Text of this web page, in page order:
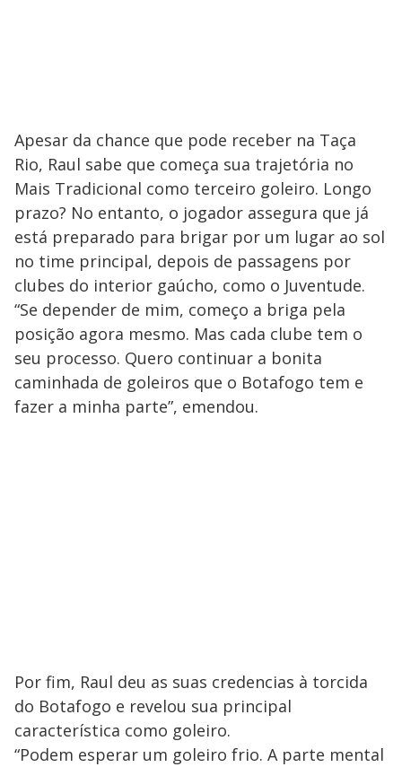
Apesar da chance que pode receber na Taça
Rio, Raul sabe que começa sua trajetória no
Mais Tradicional como terceiro goleiro. Longo
prazo? No entanto, o jogador assegura que já
está preparado para brigar por um lugar ao sol
no time principal, depois de passagens por
clubes do interior gaúcho, como o Juventude.
“Se depender de mim, começo a briga pela
posição agora mesmo. Mas cada clube tem o
seu processo. Quero continuar a bonita
caminhada de goleiros que o Botafogo tem e
fazer a minha parte”, emendou.
Por fim, Raul deu as suas credencias à torcida
do Botafogo e revelou sua principal
característica como goleiro.
“Podem esperar um goleiro frio. A parte mental